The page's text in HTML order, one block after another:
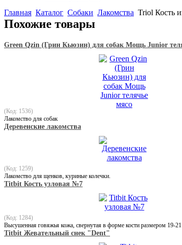
Главная Каталог Собаки Лакомства Triol Кость
Похожие товары
Green Qzin (Грин Кьюзин) для собак Мощь Junior
(Код: 1536)
Лакомство для собак
Деревенские лакомства
(Код: 1259)
Лакомство для щенков, куриные колечки.
Titbit Кость узловая №7
(Код: 1284)
Высушенная говяжья кожа, свернутая в форме кости размером 19-
Titbit Жевательный снек "Dent"